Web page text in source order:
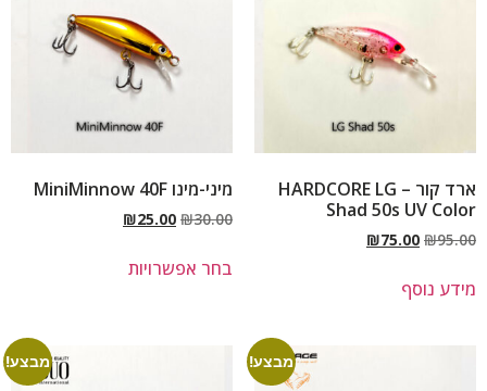
ארד קור – HARDCORE LG
Shad 50s UV Color
₪95.00
₪75.00
מידע נוסף
מיני-מינו MiniMinnow 40F
₪30.00
₪25.00
בחר אפשרויות
מבצע! מבצע!